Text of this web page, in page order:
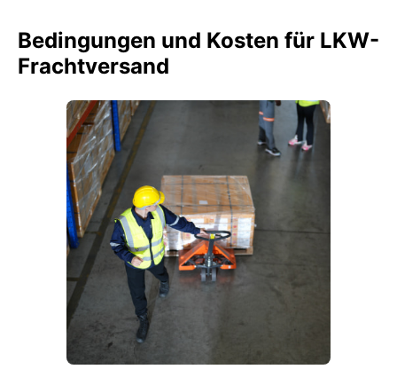
Bedingungen und Kosten für LKW-
Frachtversand